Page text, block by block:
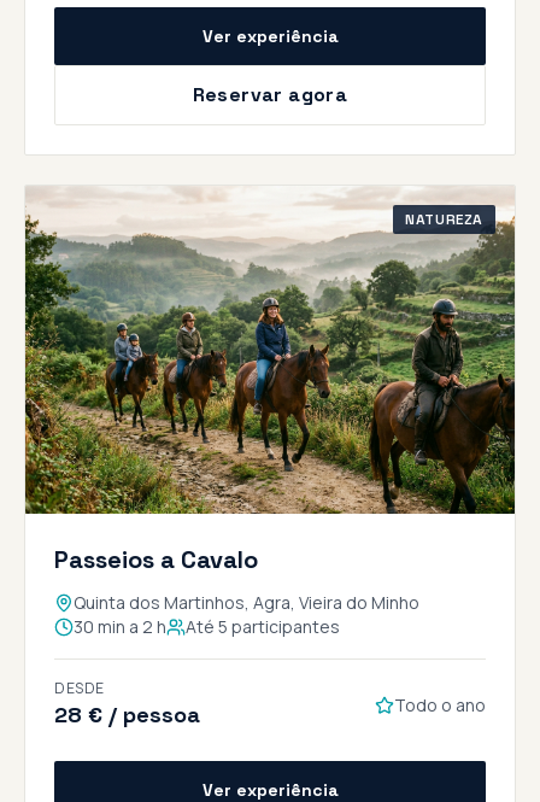
Ver experiência
Reservar agora
NATUREZA
Passeios a Cavalo
Quinta dos Martinhos, Agra, Vieira do Minho
30 min a 2 h
Até 5 participantes
DESDE
28 € / pessoa Todo o ano
Ver experiência